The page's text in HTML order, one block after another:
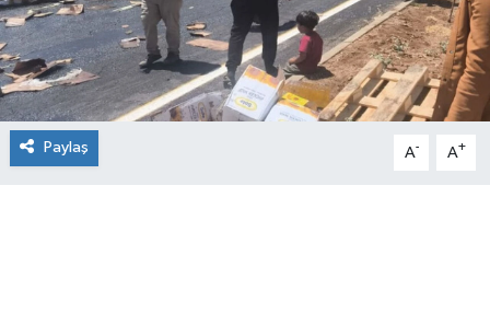
Paylaş A- A+